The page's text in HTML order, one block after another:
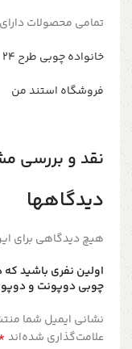
تمامی محصولات دارای ضمانت ۱
خانواده چوبی طرح ۲۴
فروشگاه استند من
نقد و بررسی
دیدگاهها
هیچ دیدگاهی برای
اولین نفری باشید
چوبی دوپونت و
نشانی ایمیل شما
علامت‌گذاری شده‌اند